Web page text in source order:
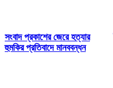
সংবাদ প্রকাশের জেরে হত্যার
হুমকির প্রতিবাদে মানববন্ধন